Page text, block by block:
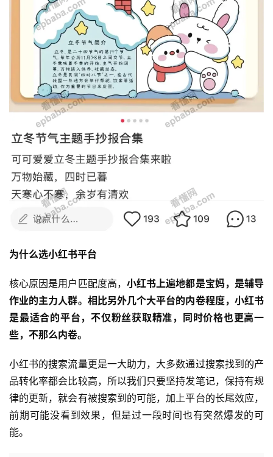
运
营
产
品
为什么选小红书平台
核心原因是用户匹配度高， 小红书上遍地都是宝妈，是辅导
作业的主力人群。相比另外几个大平台的内卷程度，小红书
是最适合的平台，不仅粉丝获取精准，同时价格也更高一
些，不那么内卷。
小红书的搜索流量更是一大助力，大多数通过搜索找到的产
品转化率都会比较高，所以我们只要坚持发笔记，保持有规
律的更新，就会有被搜索到的可能，加上平台的长尾效应，
前期可能没看到效果，但是过一段时间也有突然爆发的可
能。